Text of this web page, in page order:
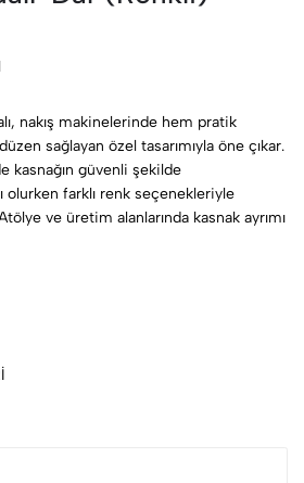
nakış makinelerinde hem pratik
sağlayan özel tasarımıyla öne çıkar.
kasnağın güvenli şekilde
olurken farklı renk seçenekleriyle
ve üretim alanlarında kasnak ayrımı